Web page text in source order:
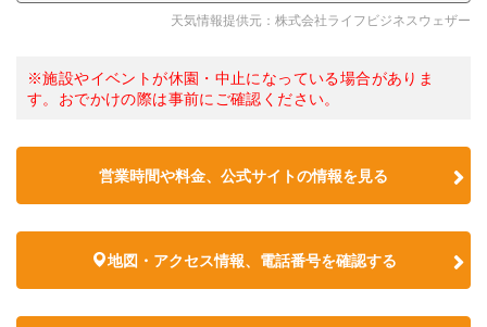
天気情報提供元：株式会社ライフビジネスウェザー
※施設やイベントが休園・中止になっている場合がありま
す。おでかけの際は事前にご確認ください。
営業時間や料金、公式サイトの情報を見る
地図・アクセス情報、電話番号を確認する